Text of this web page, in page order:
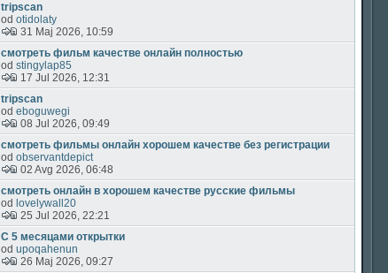
tripscan
od otidolaty
31 Maj 2026, 10:59
смотреть фильм качестве онлайн полностью
od stingylap85
17 Jul 2026, 12:31
tripscan
od eboguwegi
08 Jul 2026, 09:49
смотреть фильмы онлайн хорошем качестве без регистрации
od observantdepict
02 Avg 2026, 06:48
смотреть онлайн в хорошем качестве русские фильмы
od lovelywall20
25 Jul 2026, 22:21
С 5 месяцами открытки
od upoqahenun
26 Maj 2026, 09:27